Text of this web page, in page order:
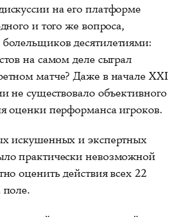
на его платформе
и того же вопроса,
десятилетиями:
на самом деле сыграл
матче? Даже в начале XXI
не существовало объективного
оценки перформанса игроков.
искушенных и экспертных
практически невозможной
оценить действия всех 22
поле.